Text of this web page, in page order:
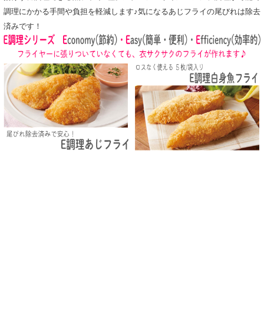
調理にかかる手間や負担を軽減します♪気になるあじフライの尾びれは除去
済みです！